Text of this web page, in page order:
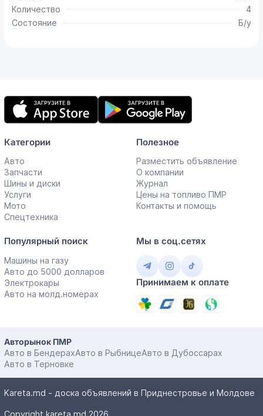
Количество
4
Состояние
Б/у
Мобильное
приложение
Категории
Авто
Запчасти
Шины и диски
Услуги
Мото
Спецтехника
Полезное
Разместить объявление
О компании
Журнал
Цены на топливо ПМР
Контакты и помощь
Популярный поиск
Машины на газу
Авто до 5000 долларов
Электрокары
Авто на молд.номерах
Мы в соц.сетях
Принимаем к оплате
Авторынок ПМР
Авто в БендерахАвто в РыбницеАвто в Дубоссарах
Авто в Терновке
Kareta.md - доска объявлений в Приднестровье и Молдове
Copyright kareta.md 2026